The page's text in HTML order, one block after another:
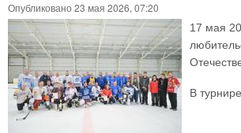
Опубликовано 23 мая 2026, 07:20
17 мая
В